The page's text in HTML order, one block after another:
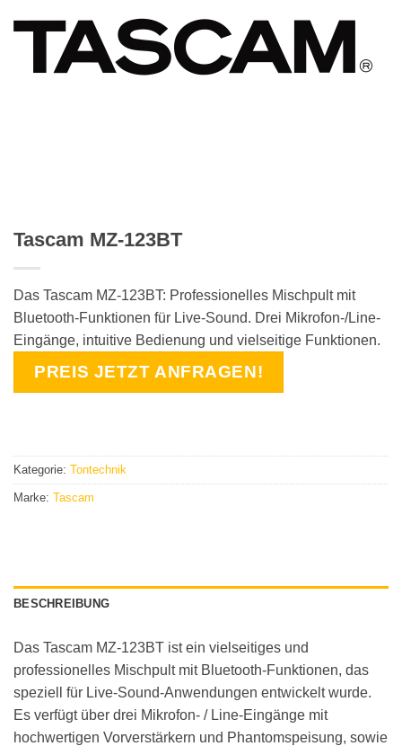
Tascam MZ-123BT
Das Tascam MZ-123BT: Professionelles Mischpult mit
Bluetooth-Funktionen für Live-Sound. Drei Mikrofon-/Line-
Eingänge, intuitive Bedienung und vielseitige Funktionen.
PREIS JETZT ANFRAGEN!
Kategorie: Tontechnik
Marke: Tascam
BESCHREIBUNG
Das Tascam MZ-123BT ist ein vielseitiges und
professionelles Mischpult mit Bluetooth-Funktionen, das
speziell für Live-Sound-Anwendungen entwickelt wurde.
Es verfügt über drei Mikrofon- / Line-Eingänge mit
hochwertigen Vorverstärkern und Phantomspeisung, sowie